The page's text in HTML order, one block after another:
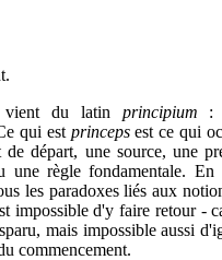
du latin principium :
qui est princepsest ce qui
départ, une source, une
une règle fondamentale. En
les paradoxes liés aux
impossible d'y faire retour -
mais impossible aussi
commencement.